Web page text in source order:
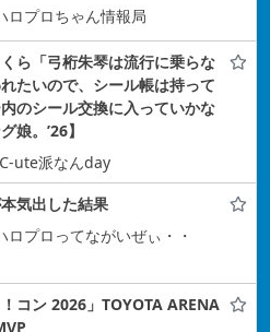
ロプロちゃん情報局
くら「弓桁朱琴は流行に乗らな
たいので、シール帳は持って
のシール交換に入っていかな
娘。’26】
ute派なんday
気出した結果
ロプロってながいぜぃ・・
！コン 2026」TOYOTA ARENA